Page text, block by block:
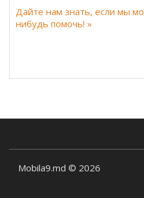
Дайте нам знать, если мы
нибудь помочь! »
Mobila9.md © 2026